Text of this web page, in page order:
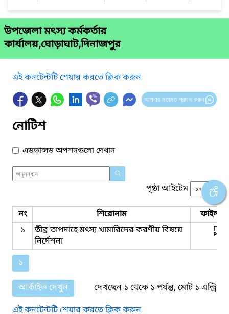
উপজেলা মৎস্য কর্মকর্তার
কার্যালয়,ঘোড়াঘাট,দিনাজপুর
এই কনটেন্টটি শেয়ার করতে ক্লিক করুন
আপনার মতামত প্রদান করুন
নোটিশ
এডভান্সড অপশনগুলো দেখান
পৃষ্ঠা আইটেম
নং শিরোনাম
ফাইল
১
তীব্র তাপদাহে মৎস্য খামারিদের করণীয় বিষয়ে
নির্দেশনা
১
আর্কাইভ দেখুন
দেখছেন ১ থেকে ১ পর্যন্ত, মোট ১ এন্ট্রি
এই কনটেন্টটি শেয়ার করতে ক্লিক করুন